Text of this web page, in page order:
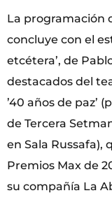
La programación
concluye con el
etcétera’, de
destacados del
’40 años de paz’
de Tercera
en Sala Russafa),
Premios Max de
su compañía La